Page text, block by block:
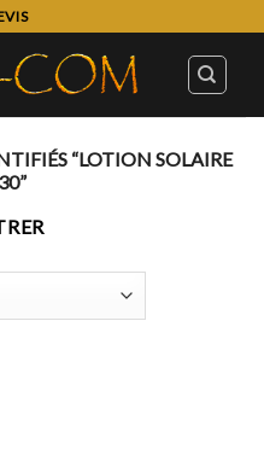
“LOTION SOLAIRE